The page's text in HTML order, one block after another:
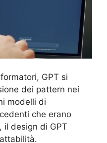
GPT si
dei pattern nei
modelli di
che erano
il design di GPT